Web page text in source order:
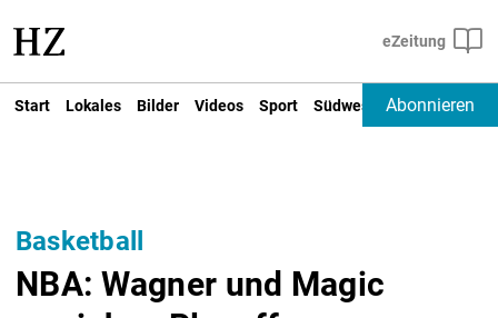
Start Lokales Bilder Videos Sport Südwest Deutschland
Abonnieren
Basketball
NBA: Wagner und Magic